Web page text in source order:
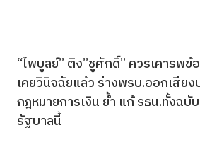
“ไพบูลย์” ติง”ชูศักดิ์” ควรเคารพข้
เคยวินิจฉัยแล้ว ร่างพรบ.ออกเสียง
กฎหมายการเงิน ย้ำ แก้ รธน.ทั้งฉบั
รัฐบาลนี้